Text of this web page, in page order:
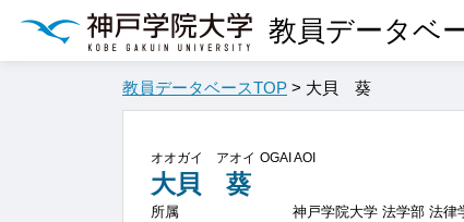
教員データベ
教員データベースTOP > 大貝 葵
オオガイ アオイ OGAI AOI
大貝 葵
所属
神戸学院大学 法学部 法律